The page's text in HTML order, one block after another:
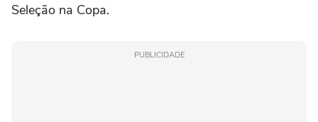
Seleção na Copa.
PUBLICIDADE